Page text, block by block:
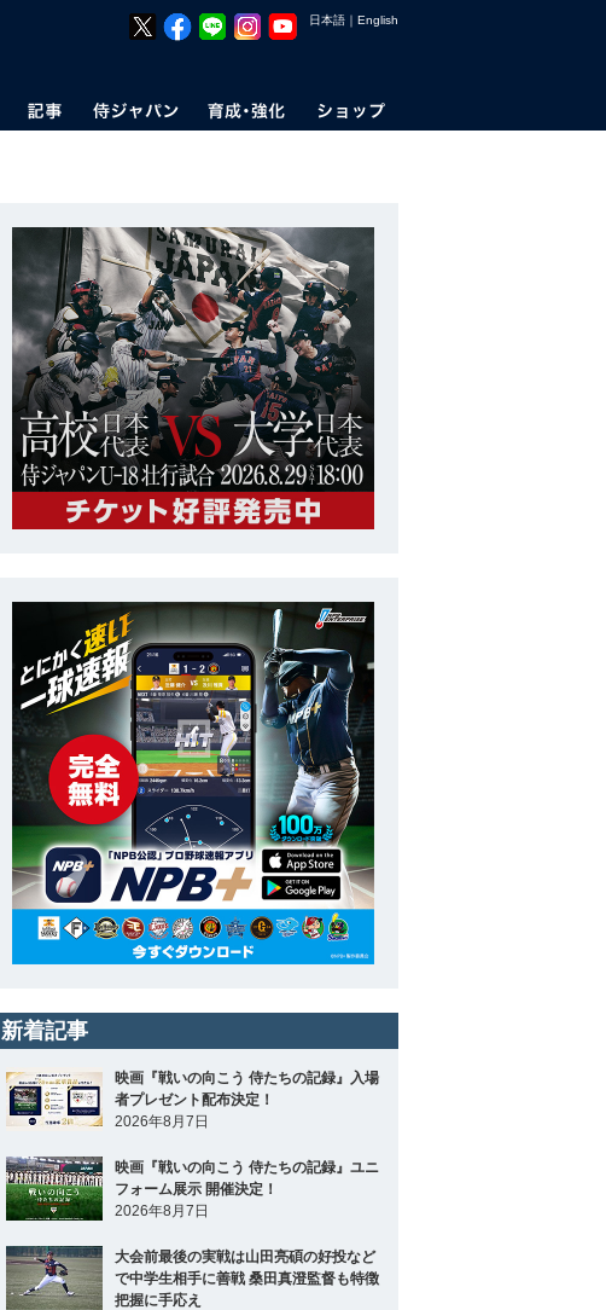
日本語 ｜ English
新着記事
映画『戦いの向こう 侍たちの記録』入場
者プレゼント配布決定！
2026年8月7日
映画『戦いの向こう 侍たちの記録』ユニ
フォーム展示 開催決定！
2026年8月7日
大会前最後の実戦は山田亮碩の好投など
で中学生相手に善戦 桑田真澄監督も特徴
把握に手応え